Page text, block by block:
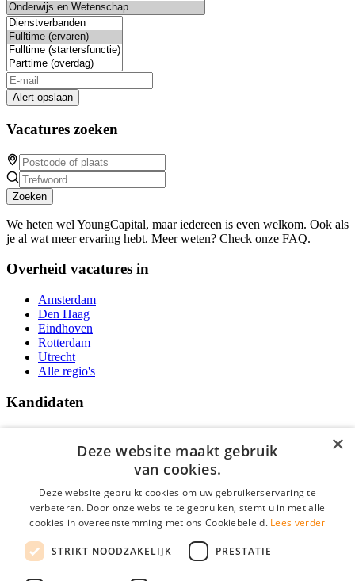
Alert opslaan
Vacatures zoeken
Zoeken
We heten wel YoungCapital, maar iedereen is even welkom. Ook als
je al wat meer ervaring hebt. Meer weten? Check onze FAQ.
Overheid vacatures in
Amsterdam
Den Haag
Eindhoven
Rotterdam
Utrecht
Alle regio's
Kandidaten
Vacatures
Over Vacatures Overheid Online
YoungCapital IOS App
YoungCapital Android App
Hoofdkantoor Hoofddorp
×
Deze website maakt gebruik
van cookies.
Deze website gebruikt cookies om uw gebruikerservaring te
verbeteren. Door onze website te gebruiken, stemt u in met alle
cookies in overeenstemming met ons Cookiebeleid. Lees verder
STRIKT NOODZAKELIJK PRESTATIE